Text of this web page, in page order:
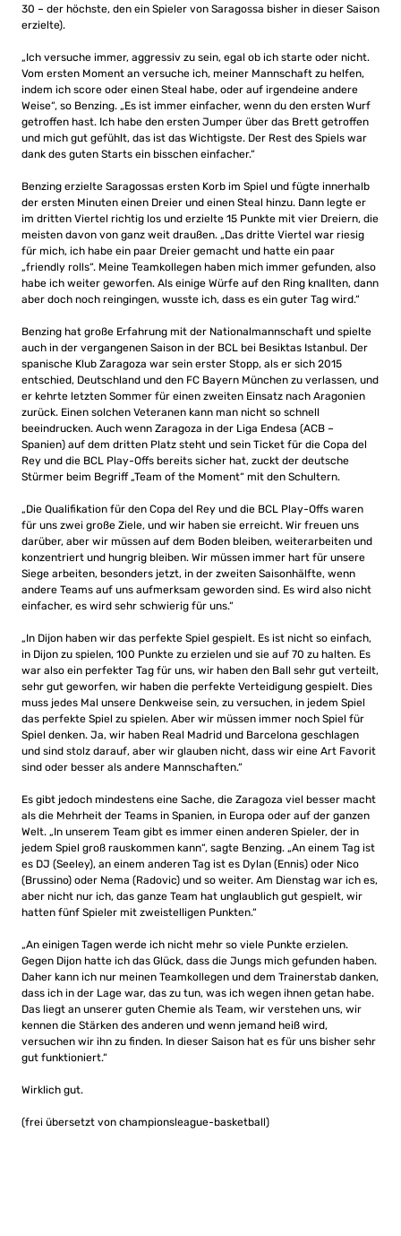
30 – der höchste, den ein Spieler von Saragossa bisher in dieser Saison
erzielte).
„Ich versuche immer, aggressiv zu sein, egal ob ich starte oder nicht.
Vom ersten Moment an versuche ich, meiner Mannschaft zu helfen,
indem ich score oder einen Steal habe, oder auf irgendeine andere
Weise“, so Benzing. „Es ist immer einfacher, wenn du den ersten Wurf
getroffen hast. Ich habe den ersten Jumper über das Brett getroffen
und mich gut gefühlt, das ist das Wichtigste. Der Rest des Spiels war
dank des guten Starts ein bisschen einfacher.“
Benzing erzielte Saragossas ersten Korb im Spiel und fügte innerhalb
der ersten Minuten einen Dreier und einen Steal hinzu. Dann legte er
im dritten Viertel richtig los und erzielte 15 Punkte mit vier Dreiern, die
meisten davon von ganz weit draußen. „Das dritte Viertel war riesig
für mich, ich habe ein paar Dreier gemacht und hatte ein paar
„friendly rolls“. Meine Teamkollegen haben mich immer gefunden, also
habe ich weiter geworfen. Als einige Würfe auf den Ring knallten, dann
aber doch noch reingingen, wusste ich, dass es ein guter Tag wird.“
Benzing hat große Erfahrung mit der Nationalmannschaft und spielte
auch in der vergangenen Saison in der BCL bei Besiktas Istanbul. Der
spanische Klub Zaragoza war sein erster Stopp, als er sich 2015
entschied, Deutschland und den FC Bayern München zu verlassen, und
er kehrte letzten Sommer für einen zweiten Einsatz nach Aragonien
zurück. Einen solchen Veteranen kann man nicht so schnell
beeindrucken. Auch wenn Zaragoza in der Liga Endesa (ACB –
Spanien) auf dem dritten Platz steht und sein Ticket für die Copa del
Rey und die BCL Play-Offs bereits sicher hat, zuckt der deutsche
Stürmer beim Begriff „Team of the Moment“ mit den Schultern.
„Die Qualifikation für den Copa del Rey und die BCL Play-Offs waren
für uns zwei große Ziele, und wir haben sie erreicht. Wir freuen uns
darüber, aber wir müssen auf dem Boden bleiben, weiterarbeiten und
konzentriert und hungrig bleiben. Wir müssen immer hart für unsere
Siege arbeiten, besonders jetzt, in der zweiten Saisonhälfte, wenn
andere Teams auf uns aufmerksam geworden sind. Es wird also nicht
einfacher, es wird sehr schwierig für uns.“
„In Dijon haben wir das perfekte Spiel gespielt. Es ist nicht so einfach,
in Dijon zu spielen, 100 Punkte zu erzielen und sie auf 70 zu halten. Es
war also ein perfekter Tag für uns, wir haben den Ball sehr gut verteilt,
sehr gut geworfen, wir haben die perfekte Verteidigung gespielt. Dies
muss jedes Mal unsere Denkweise sein, zu versuchen, in jedem Spiel
das perfekte Spiel zu spielen. Aber wir müssen immer noch Spiel für
Spiel denken. Ja, wir haben Real Madrid und Barcelona geschlagen
und sind stolz darauf, aber wir glauben nicht, dass wir eine Art Favorit
sind oder besser als andere Mannschaften.“
Es gibt jedoch mindestens eine Sache, die Zaragoza viel besser macht
als die Mehrheit der Teams in Spanien, in Europa oder auf der ganzen
Welt. „In unserem Team gibt es immer einen anderen Spieler, der in
jedem Spiel groß rauskommen kann“, sagte Benzing. „An einem Tag ist
es DJ (Seeley), an einem anderen Tag ist es Dylan (Ennis) oder Nico
(Brussino) oder Nema (Radovic) und so weiter. Am Dienstag war ich es,
aber nicht nur ich, das ganze Team hat unglaublich gut gespielt, wir
hatten fünf Spieler mit zweistelligen Punkten.“
„An einigen Tagen werde ich nicht mehr so ​​viele Punkte erzielen.
Gegen Dijon hatte ich das Glück, dass die Jungs mich gefunden haben.
Daher kann ich nur meinen Teamkollegen und dem Trainerstab danken,
dass ich in der Lage war, das zu tun, was ich wegen ihnen getan habe.
Das liegt an unserer guten Chemie als Team, wir verstehen uns, wir
kennen die Stärken des anderen und wenn jemand heiß wird,
versuchen wir ihn zu finden. In dieser Saison hat es für uns bisher sehr
gut funktioniert.“
Wirklich gut.
(frei übersetzt von championsleague-basketball)